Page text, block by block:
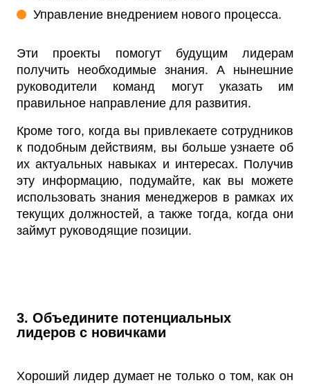
Управление внедрением нового процесса.
Эти проекты помогут будущим лидерам
получить необходимые знания. А нынешние
руководители команд могут указать им
правильное направление для развития.
Кроме того, когда вы привлекаете сотрудников
к подобным действиям, вы больше узнаете об
их актуальных навыках и интересах. Получив
эту информацию, подумайте, как вы можете
использовать знания менеджеров в рамках их
текущих должностей, а также тогда, когда они
займут руководящие позиции.
3. Объедините потенциальных
лидеров с новичками
Хороший лидер думает не только о том, как он